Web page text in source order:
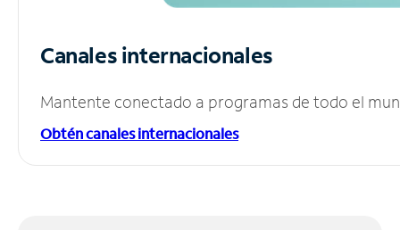
Canales internacionales
Mantente conectado a programas de todo el
Obtén canales internacionales